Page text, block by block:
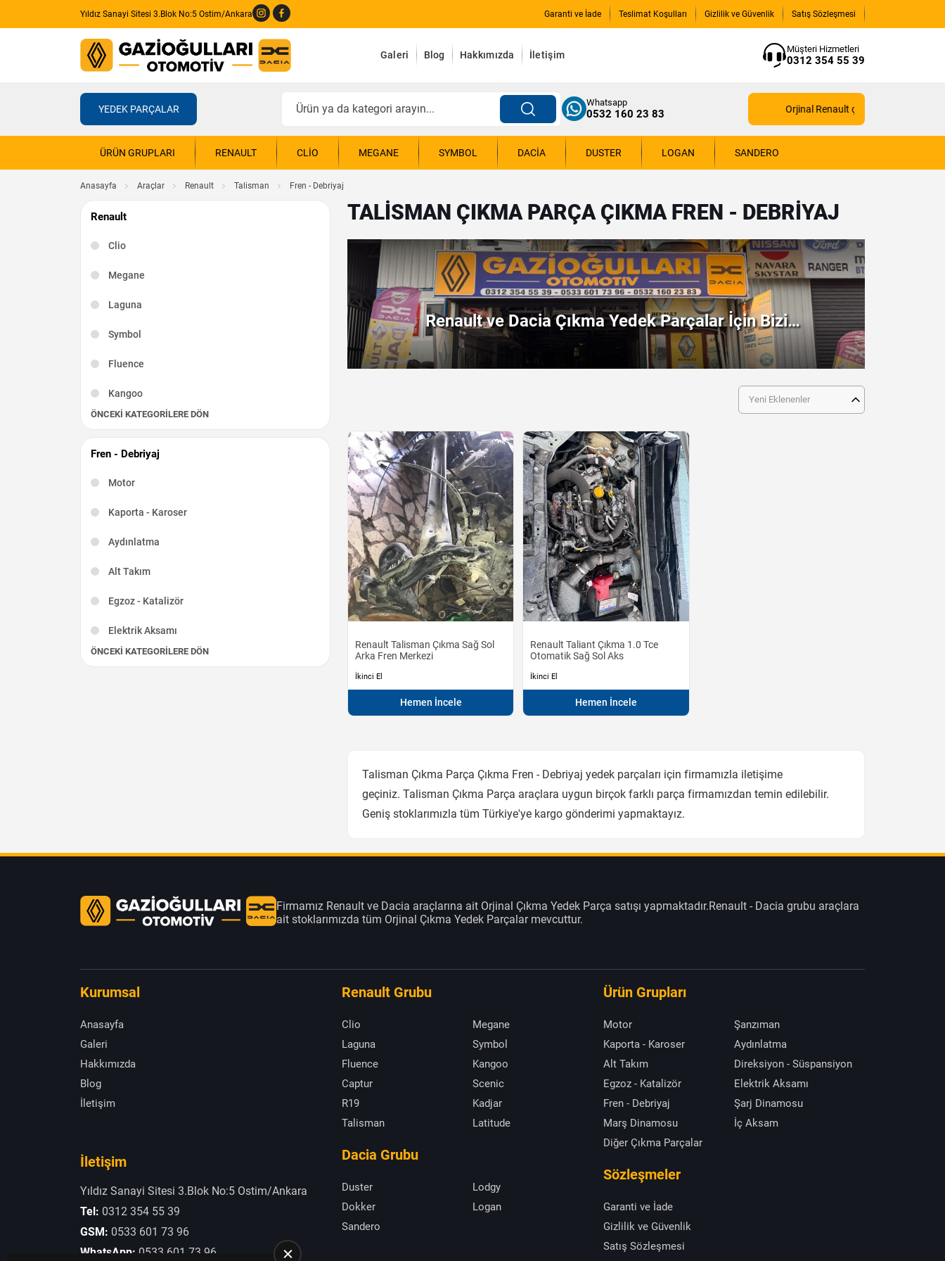
Yıldız Sanayi Sitesi 3.Blok No:5 Ostim/Ankara Garanti ve İade Teslimat Koşulları Gizlilik ve Güvenlik Satış Sözleşmesi
Galeri Blog Hakkımızda İletişim
Müşteri Hizmetleri
0312 354 55 39
YEDEK PARÇALAR
Whatsapp
0532 160 23 83 Orjinal Renault çıkma yedek parçaları
ÜRÜN GRUPLARI RENAULT CLIO MEGANE SYMBOL DACIA DUSTER LOGAN SANDERO
Anasayfa Araçlar Renault Talisman Fren - Debriyaj
Renault
Clio
Megane
Laguna
Symbol
Fluence
Kangoo
Scenic
R19
Kadjar
Talisman
Latitude
Taliant
ÖNCEKI KATEGORILERE DÖN
Fren - Debriyaj
Motor
Kaporta - Karoser
Aydınlatma
Alt Takım
Egzoz - Katalizör
Elektrik Aksamı
ÖNCEKI KATEGORILERE DÖN
TALISMAN ÇIKMA PARÇA ÇIKMA FREN - DEBRIYAJ
Renault ve Dacia Çıkma Yedek Parçalar İçin Bizi
Arayın!
Yeni Eklenenler
Renault Talisman Çıkma Sağ Sol
Arka Fren Merkezi
İkinci El
Hemen İncele
Renault Taliant Çıkma 1.0 Tce
Otomatik Sağ Sol Aks
İkinci El
Hemen İncele
Talisman Çıkma Parça Çıkma Fren - Debriyaj yedek parçaları için firmamızla iletişime
geçiniz. Talisman Çıkma Parça araçlara uygun birçok farklı parça firmamızdan temin edilebilir.
Geniş stoklarımızla tüm Türkiye'ye kargo gönderimi yapmaktayız.
Firmamız Renault ve Dacia araçlarına ait Orjinal Çıkma Yedek Parça satışı yapmaktadır.Renault - Dacia grubu araçlara
ait stoklarımızda tüm Orjinal Çıkma Yedek Parçalar mevcuttur.
Kurumsal
Anasayfa
Galeri
Hakkımızda
Blog
İletişim
İletişim
Yıldız Sanayi Sitesi 3.Blok No:5 Ostim/Ankara
Tel: 0312 354 55 39
GSM: 0533 601 73 96
WhatsApp: 0533 601 73 96
Renault Grubu
Clio
Megane
Laguna
Symbol
Fluence
Kangoo
Captur
Scenic
R19
Kadjar
Talisman
Latitude
Dacia Grubu
Duster
Lodgy
Dokker
Logan
Sandero
Ürün Grupları
Motor
Şanzıman
Kaporta - Karoser
Aydınlatma
Alt Takım
Direksiyon - Süspansiyon
Egzoz - Katalizör
Elektrik Aksamı
Fren - Debriyaj
Şarj Dinamosu
Marş Dinamosu
İç Aksam
Diğer Çıkma Parçalar
Sözleşmeler
Garanti ve İade
Gizlilik ve Güvenlik
Satış Sözleşmesi